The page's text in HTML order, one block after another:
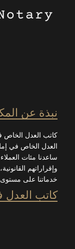
عن المكتب
العدل الخاص في دبي
الخاص في إمارة دبي،
مئات العملاء في توثيق
القانونية،
على مستوى الامارات
العدل في